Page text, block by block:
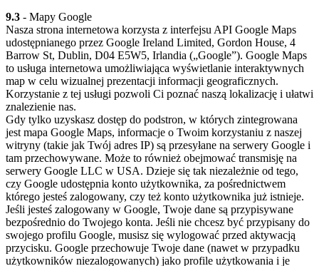
9.3 - Mapy Google
Nasza strona internetowa korzysta z interfejsu API Google Maps
udostępnianego przez Google Ireland Limited, Gordon House, 4
Barrow St, Dublin, D04 E5W5, Irlandia („Google”). Google Maps
to usługa internetowa umożliwiająca wyświetlanie interaktywnych
map w celu wizualnej prezentacji informacji geograficznych.
Korzystanie z tej usługi pozwoli Ci poznać naszą lokalizację i ułatwi
znalezienie nas.
Gdy tylko uzyskasz dostęp do podstron, w których zintegrowana
jest mapa Google Maps, informacje o Twoim korzystaniu z naszej
witryny (takie jak Twój adres IP) są przesyłane na serwery Google i
tam przechowywane. Może to również obejmować transmisję na
serwery Google LLC w USA. Dzieje się tak niezależnie od tego,
czy Google udostępnia konto użytkownika, za pośrednictwem
którego jesteś zalogowany, czy też konto użytkownika już istnieje.
Jeśli jesteś zalogowany w Google, Twoje dane są przypisywane
bezpośrednio do Twojego konta. Jeśli nie chcesz być przypisany do
swojego profilu Google, musisz się wylogować przed aktywacją
przycisku. Google przechowuje Twoje dane (nawet w przypadku
użytkowników niezalogowanych) jako profile użytkowania i je